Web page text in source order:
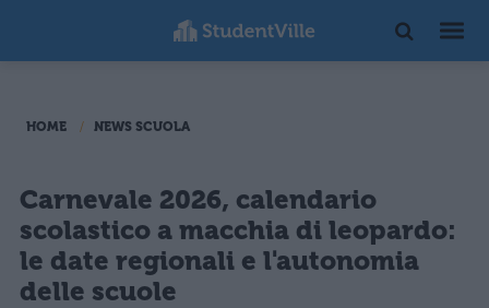
HOME NEWS SCUOLA
Carnevale 2026, calendario
scolastico a macchia di leopardo:
le date regionali e l'autonomia
delle scuole